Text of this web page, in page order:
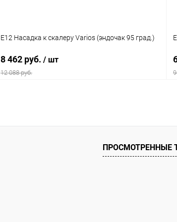
E12 Насадка к скалеру Varios (эндочак 95 град.)
8 462 руб. / шт
12 088 руб.
Купить в 1 клик Сравнение
В наличии
ПРОСМОТРЕННЫЕ